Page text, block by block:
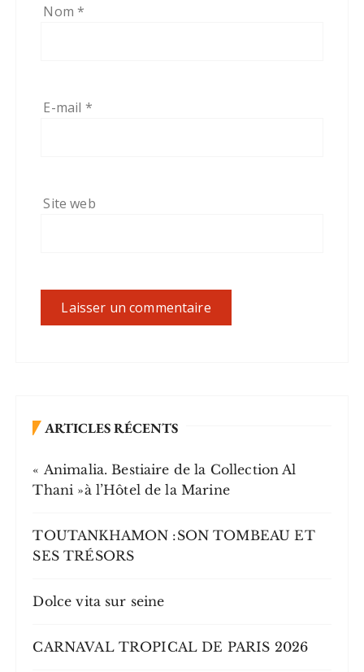
Nom*
E-mail *
Site web
ARTICLES RÉCENTS
« Animalia. Bestiaire de la Collection Al
Thani »à l’Hôtel de la Marine
TOUTANKHAMON :SON TOMBEAU ET
SES TRÉSORS
Dolce vita sur seine
CARNAVAL TROPICAL DE PARIS 2026